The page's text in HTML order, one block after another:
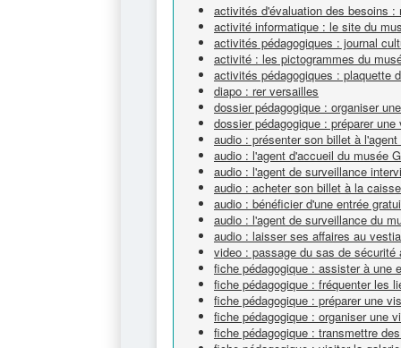
activités d'évaluation des besoins :
activité informatique : le site du
activités pédagogiques : journal
activité : les pictogrammes du
activités pédagogiques : plaquette
diapo : rer versailles
dossier pédagogique : organiser
dossier pédagogique : préparer
audio : présenter son billet à
audio : l'agent d'accueil du musée
audio : l'agent de surveillance
audio : acheter son billet à la
audio : bénéficier d'une entrée
audio : l'agent de surveillance du
audio : laisser ses affaires au
video : passage du sas de sécurité
fiche pédagogique : assister à une
fiche pédagogique : fréquenter les
fiche pédagogique : préparer une
fiche pédagogique : organiser une
fiche pédagogique : transmettre